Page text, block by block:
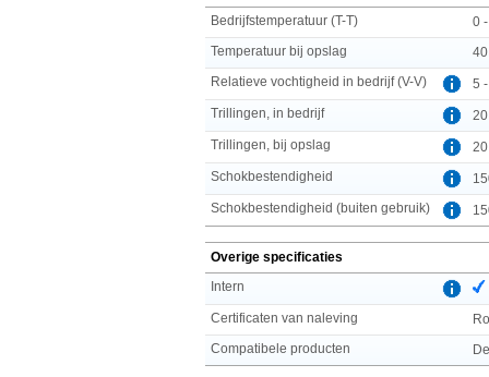
Bedrijfstemperatuur (T-T)
0
Temperatuur bij opslag
Relatieve vochtigheid in bedrijf (V-V)
5
Trillingen, in bedrijf
Trillingen, bij opslag
Schokbestendigheid
Schokbestendigheid (buiten gebruik)
Overige specificaties
Intern
Certificaten van naleving
Compatibele producten